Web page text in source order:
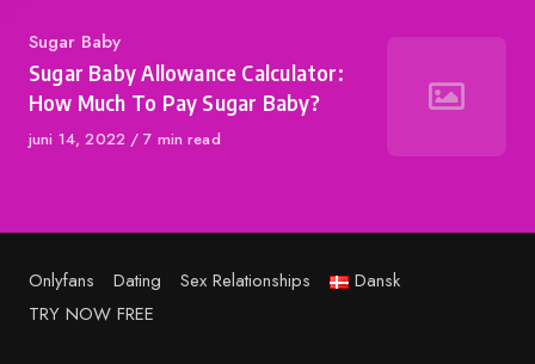
Category
Sugar Baby
Sugar Baby Allowance Calculator:
How Much To Pay Sugar Baby?
Published
juni 14, 2022 7 min read
Onlyfans Dating Sex Relationships
Dansk
TRY NOW FREE